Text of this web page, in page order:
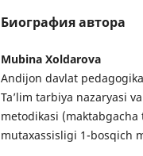
Биография автора
Mubina Xoldarova
Andijon davlat
Ta’lim tarbiya nazaryasi va
metodikasi (maktabgacha
mutaxassisligi 1-bosqich